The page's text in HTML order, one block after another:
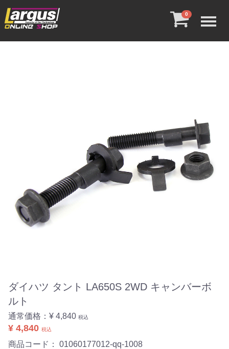
0
ダイハツ タント LA650S 2WD キャンバーボ
ルト
通常価格： ¥ 4,840 税込
¥ 4,840 税込
商品コード： 01060177012-qq-1008